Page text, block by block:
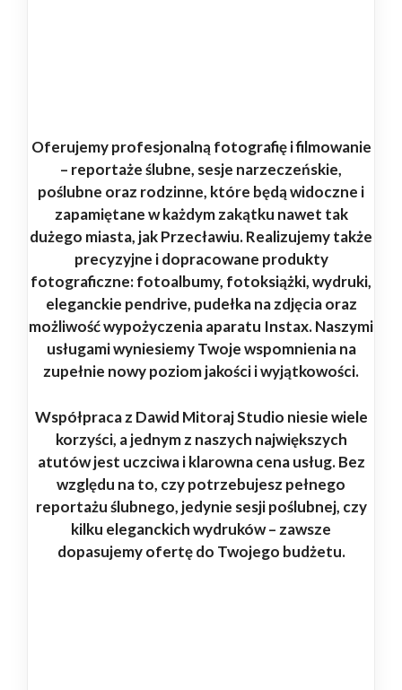
Oferujemy profesjonalną fotografię i filmowanie
– reportaże ślubne, sesje narzeczeńskie,
poślubne oraz rodzinne, które będą widoczne i
zapamiętane w każdym zakątku nawet tak
dużego miasta, jak Przecławiu. Realizujemy także
precyzyjne i dopracowane produkty
fotograficzne: fotoalbumy, fotoksiążki, wydruki,
eleganckie pendrive, pudełka na zdjęcia oraz
możliwość wypożyczenia aparatu Instax. Naszymi
usługami wyniesiemy Twoje wspomnienia na
zupełnie nowy poziom jakości i wyjątkowości.
Współpraca z Dawid Mitoraj Studio niesie wiele
korzyści, a jednym z naszych największych
atutów jest uczciwa i klarowna cena usług. Bez
względu na to, czy potrzebujesz pełnego
reportażu ślubnego, jedynie sesji poślubnej, czy
kilku eleganckich wydruków – zawsze
dopasujemy ofertę do Twojego budżetu.